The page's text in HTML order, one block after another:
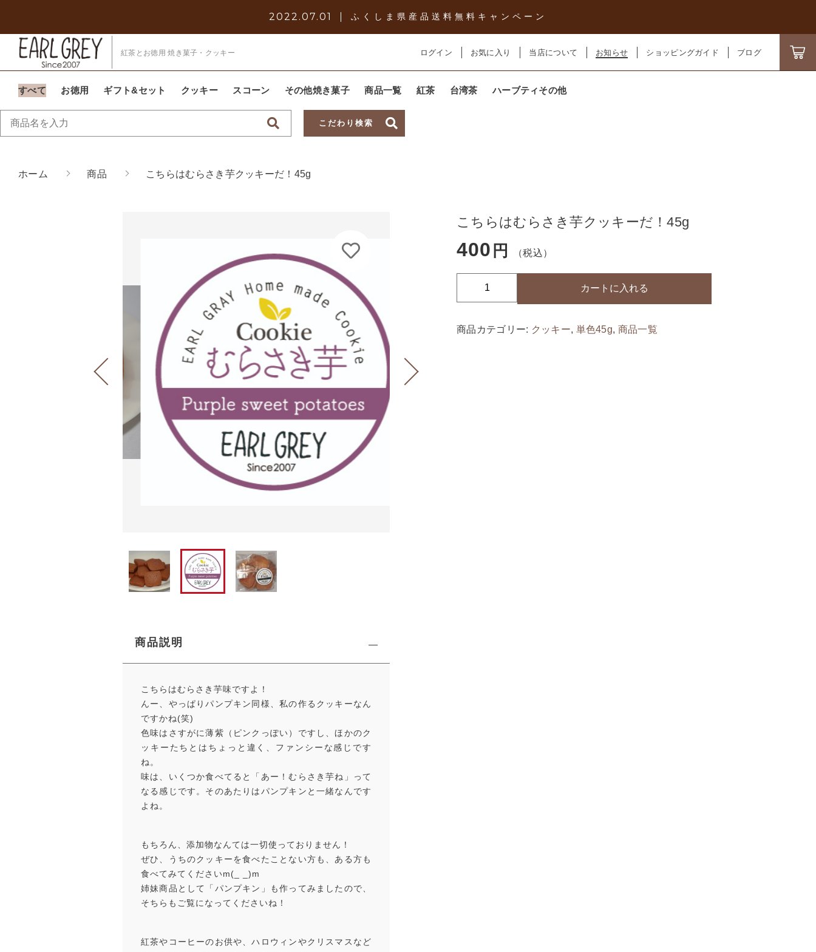
2022.07.01 ふくしま県産品送料無料キャンペーン
紅茶とお徳用 焼き菓子・クッキー ログイン お気に入り 当店について お知らせ ショッピングガイド ブログ
すべて お徳用 ギフト&セット クッキー スコーン その他焼き菓子 商品一覧 紅茶 台湾茶 ハーブティその他
こだわり検索
ホーム 商品 こちらはむらさき芋クッキーだ！45g
商品説明
こちらはむらさき芋味ですよ！
んー、やっぱりパンプキン同様、私の作るクッキーなん
ですかね(笑)
色味はさすがに薄紫（ピンクっぽい）ですし、ほかのク
ッキーたちとはちょっと違く、ファンシーな感じです
ね。
味は、いくつか食べてると「あー！むらさき芋ね」って
なる感じです。そのあたりはパンプキンと一緒なんです
よね。
もちろん、添加物なんては一切使っておりません！
ぜひ、うちのクッキーを食べたことない方も、ある方も
食べてみてくださいm(_ _)m
姉妹商品として「パンプキン」も作ってみましたので、
そちらもご覧になってくださいね！
紅茶やコーヒーのお供や、ハロウィンやクリスマスなど
こちらはむらさき芋クッキーだ！45g
400 円 （税込）
ち
は
カートに入れる
商品カテゴリー: クッキー, 単色45g, 商品一覧
カートに商品を追加しました
こちらはむらさき芋クッキーだ！45g
ショッピングを続ける
並び順